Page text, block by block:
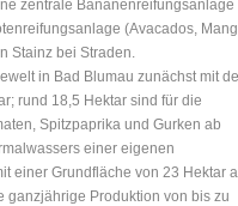
zentrale Bananenreifungsanlage
(Avacados,
Stainz bei Straden.
in Bad Blumau zunächst mit
rund 18,5 Hektar sind für die
Spitzpaprika und Gurken ab
einer eigenen
einer Grundfläche von 23 Hektar
ganzjährige Produktion von bis zu